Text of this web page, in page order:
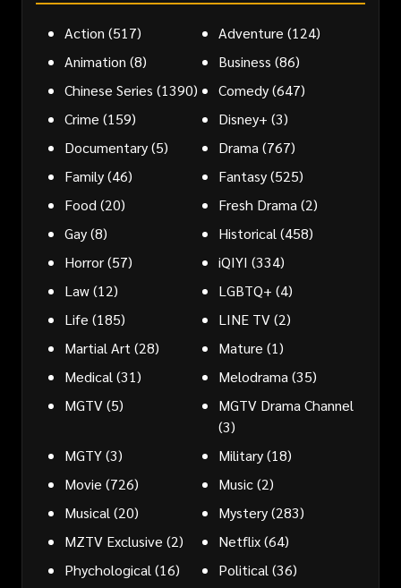
Action (517) Adventure (124)
Animation (8) Business (86)
Chinese Series (1390) Comedy(647)
Crime (159) Disney+ (3)
Documentary(5) Drama(767)
Family(46) Fantasy(525)
Food(20) Fresh Drama(2)
Gay(8) Historical(458)
Horror(57) iQIYI (334)
Law(12) LGBTQ+ (4)
Life (185) LINE TV(2)
Martial Art(28) Mature (1)
Medical(31) Melodrama(35)
MGTV(5)
MGTV Drama Channel
(3)
MGTY(3) Military(18)
Movie (726) Music(2)
Musical(20) Mystery(283)
MZTV Exclusive (2) Netflix(64)
Phychological(16) Political(36)